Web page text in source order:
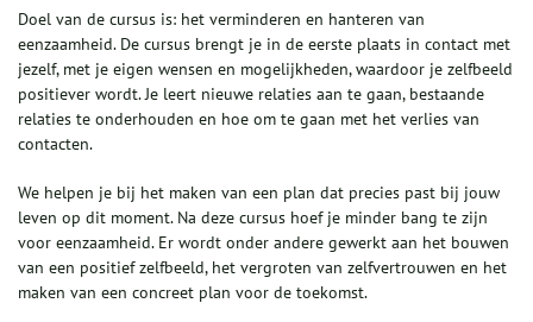
Doel van de cursus is: het verminderen en hanteren van
eenzaamheid. De cursus brengt je in de eerste plaats in contact met
jezelf, met je eigen wensen en mogelijkheden, waardoor je zelfbeeld
positiever wordt. Je leert nieuwe relaties aan te gaan, bestaande
relaties te onderhouden en hoe om te gaan met het verlies van
contacten.
We helpen je bij het maken van een plan dat precies past bij jouw
leven op dit moment. Na deze cursus hoef je minder bang te zijn
voor eenzaamheid. Er wordt onder andere gewerkt aan het bouwen
van een positief zelfbeeld, het vergroten van zelfvertrouwen en het
maken van een concreet plan voor de toekomst.